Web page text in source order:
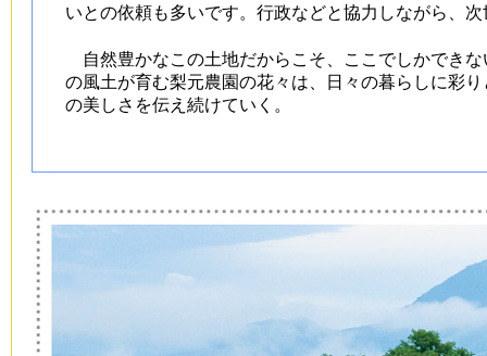
いとの依頼も多いです。行政などと協力しながら、
自然豊かなこの土地だからこそ、ここでしかでき
の風土が育む梨元農園の花々は、日々の暮らしに彩
の美しさを伝え続けていく。